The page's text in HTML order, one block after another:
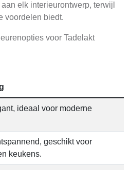
elk interieurontwerp, terwijl
voordelen biedt.
voor Tadelakt
ideaal voor moderne
geschikt voor
keukens.